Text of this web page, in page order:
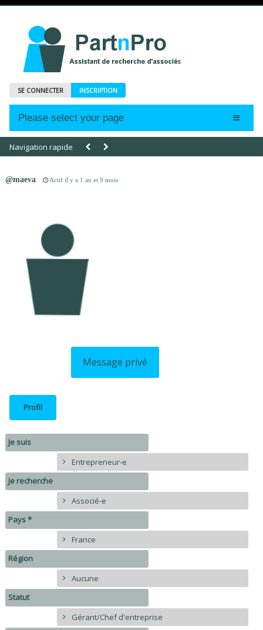
SE CONNECTER INSCRIPTION
Please select your page
Profils
Navigation rapide
@maeva Actif il y a 1 an et 9 mois
Message privé
Profil
Je suis
Entrepreneur-e
Je recherche
Associé-e
Pays *
France
Région
Aucune
Statut
Gérant/Chef d'entreprise